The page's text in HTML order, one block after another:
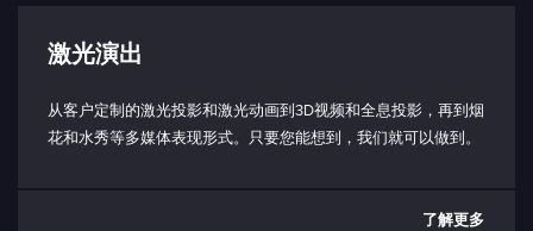
联锁：
打开：禁用发射
工作底板温度范围：
激光演出
从客户定制的激光投影和激光动画到3D视频和全息投影，再到烟
花和水秀等多媒体表现形式。只要您能想到，我们就可以做到。
了解更多